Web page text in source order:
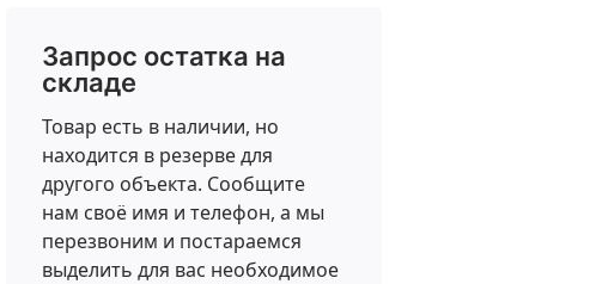
Запрос остатка на
складе
Товар есть в наличии, но
находится в резерве для
другого объекта. Сообщите
нам своё имя и телефон, а мы
перезвоним и постараемся
выделить для вас необходимое